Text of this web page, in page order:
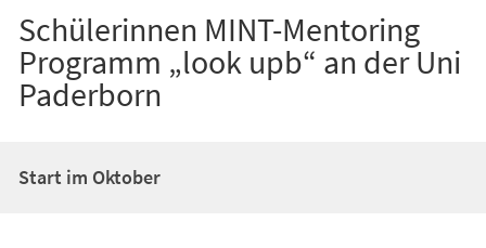
Schülerinnen MINT-Mentoring
Programm „look upb“ an der Uni
Paderborn
Start im Oktober